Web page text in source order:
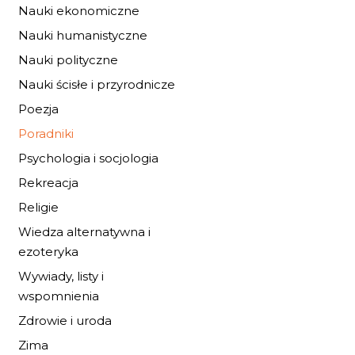
Nauki ekonomiczne
Nauki humanistyczne
Nauki polityczne
Nauki ścisłe i przyrodnicze
Poezja
Poradniki
Psychologia i socjologia
Rekreacja
Religie
Wiedza alternatywna i
ezoteryka
Wywiady, listy i
wspomnienia
Zdrowie i uroda
Zima